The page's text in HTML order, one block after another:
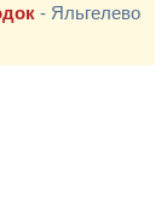
- Яльгелево